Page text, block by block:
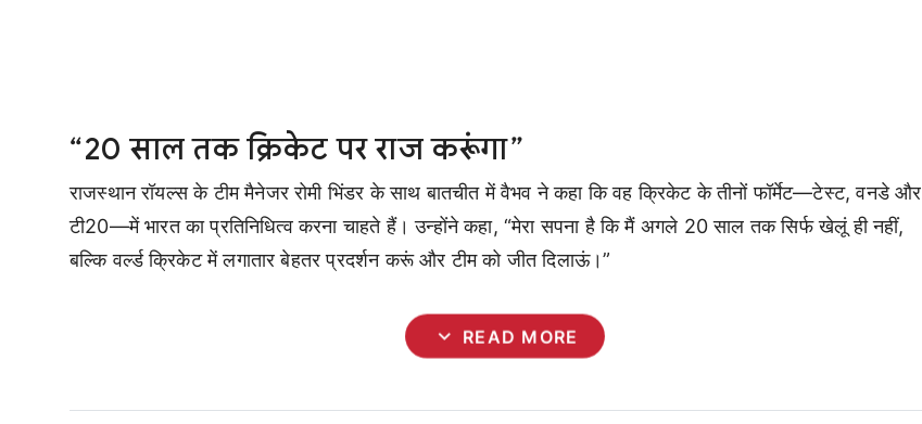
“20 साल तक क्रिकेट पर राज करूंगा”
राजस्थान रॉयल्स के टीम मैनेजर रोमी भिंडर के साथ बातचीत में वैभव ने कहा कि वह क्रिकेट के तीनों फॉर्मेट—टेस्ट, वनडे और
टी20—में भारत का प्रतिनिधित्व करना चाहते हैं। उन्होंने कहा, “मेरा सपना है कि मैं अगले 20 साल तक सिर्फ खेलूं ही नहीं,
बल्कि वर्ल्ड क्रिकेट में लगातार बेहतर प्रदर्शन करूं और टीम को जीत दिलाऊं।”
expand_more READ MORE